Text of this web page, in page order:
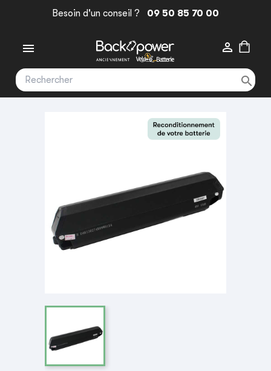
Besoin d'un conseil ? 09 50 85 70 00
 
